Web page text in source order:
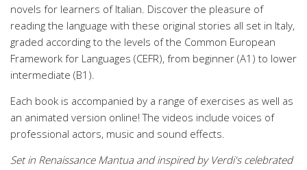
novels for learners of Italian. Discover the pleasure of
reading the language with these original stories all set in Italy,
graded according to the levels of the Common European
Framework for Languages (CEFR), from beginner (A1) to lower
intermediate (B1).
Each book is accompanied by a range of exercises as well as
an animated version online! The videos include voices of
professional actors, music and sound effects.
Set in Renaissance Mantua and inspired by Verdi's celebrated